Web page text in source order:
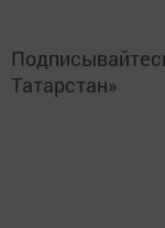
Татарстан»